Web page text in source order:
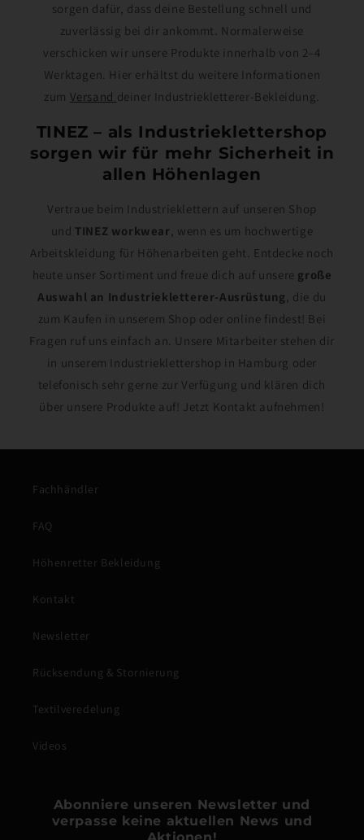
sorgen dafür, dass deine Bestellung schnell und
zuverlässig bei dir ankommt. Normalerweise
verschicken wir unsere Produkte innerhalb von 2–4
Werktagen. Hier erhältst du weitere Informationen
zum Versand deiner Industriekletterer-Bekleidung.
TINEZ – als Industrieklettershop
sorgen wir für mehr Sicherheit in
allen Höhenlagen
Vertraue beim Industrieklettern auf unseren Shop
und TINEZ workwear, wenn es um hochwertige
Arbeitskleidung für Höhenarbeiten geht. Entdecke noch
heute unser Sortiment und freue dich auf unsere große
Auswahl an Industriekletterer-Ausrüstung, die du
zum Kaufen in unserem Shop oder online findest! Bei
Fragen ruf uns einfach an. Unsere Mitarbeiter stehen dir
in unserem Industrieklettershop in Hamburg oder
telefonisch sehr gerne zur Verfügung und klären dich
über unsere Produkte auf! Jetzt Kontakt aufnehmen!
Fachhändler
FAQ
Höhenretter Bekleidung
Kontakt
Newsletter
Rücksendung & Stornierung
Textilveredelung
Videos
Abonniere unseren Newsletter und
verpasse keine aktuellen News und